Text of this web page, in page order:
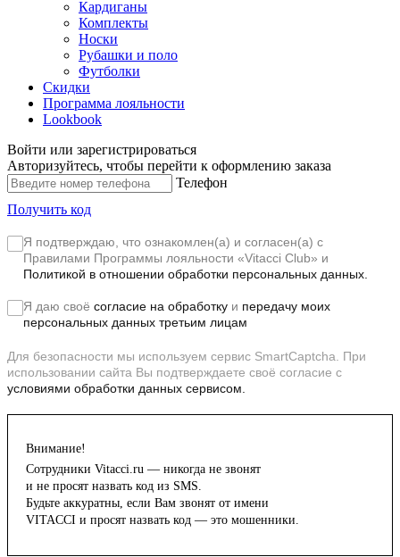
Кардиганы
Комплекты
Носки
Рубашки и поло
Футболки
Скидки
Программа лояльности
Lookbook
Войти или зарегистрироваться
Авторизуйтесь, чтобы перейти к оформлению заказа
Телефон
Получить код
Я подтверждаю, что ознакомлен(а) и согласен(а) с
Правилами Программы лояльности «Vitacci Club» и
Политикой в отношении обработки персональных данных.
Я даю своё согласие на обработку и передачу моих
персональных данных третьим лицам
Для безопасности мы используем сервис SmartCaptcha. При
использовании сайта Вы подтверждаете своё согласие с
условиями обработки данных сервисом.
Внимание!
Сотрудники Vitacci.ru — никогда не звонят
и не просят назвать код из SMS.
Будьте аккуратны, если Вам звонят от имени
VITACCI и просят назвать код — это мошенники.